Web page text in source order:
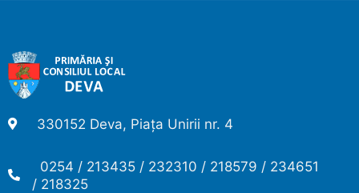
330152 Deva, Piața Unirii nr. 4
0254 / 213435 / 232310 / 218579 / 234651
/ 218325